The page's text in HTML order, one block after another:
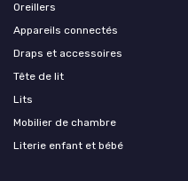
Oreillers
Appareils connectés
Draps et accessoires
Tête de lit
Lits
Mobilier de chambre
Literie enfant et bébé